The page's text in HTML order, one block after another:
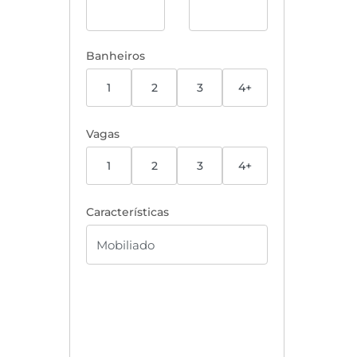
Banheiros
1 2 3 4+
Vagas
1 2 3 4+
Características